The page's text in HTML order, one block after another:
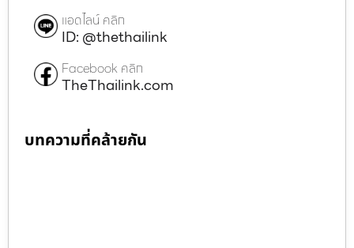
แอดไลน์ คลิก
ID: @thethailink
Facebook คลิก
TheThailink.com
บทความที่คล้ายกัน